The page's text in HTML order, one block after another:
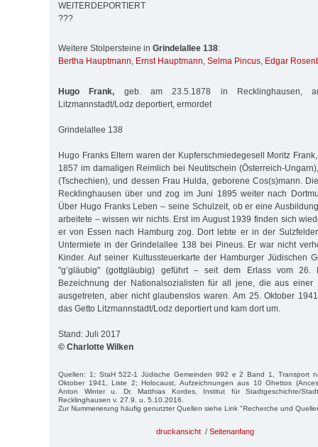
WEITERDEPORTIERT
???
Weitere Stolpersteine in Grindelallee 138:
Bertha Hauptmann, Ernst Hauptmann, Selma Pincus, Edgar
Hugo Frank, geb. am 23.5.1878 in Recklinghausen,
Litzmannstadt/Lodz deportiert, ermordet
Grindelallee 138
Hugo Franks Eltern waren der Kupferschmiedegesell Moritz
1857 im damaligen Reimlich bei Neutitschein (Österreich-
(Tschechien), und dessen Frau Hulda, geborene Cos(s)mann.
Recklinghausen über und zog im Juni 1895 weiter nach
Über Hugo Franks Leben – seine Schulzeit, ob er eine
arbeitete – wissen wir nichts. Erst im August 1939 finden sich
er von Essen nach Hamburg zog. Dort lebte er in der
Untermiete in der Grindelallee 138 bei Pineus. Er war nicht
Kinder. Auf seiner Kultussteuerkarte der Hamburger Jüdischen
"g’gläubig" (gottgläubig) geführt – seit dem Erlass vom 26.
Bezeichnung der Nationalsozialisten für all jene, die aus einer
ausgetreten, aber nicht glaubenslos waren. Am 25. Oktober
das Getto Litzmannstadt/Lodz deportiert und kam dort um.
Stand: Juli 2017
© Charlotte Wilken
Quellen: 1; StaH 522-1 Jüdische Gemeinden 992 e 2 Band 1, Transport
Oktober 1941, Liste 2; Holocaust, Aufzeichnungen aus 10 Ghettos
Anton Winter u. Dr. Matthias Kordes, Institut für Stadtgeschichte/
Recklinghausen v. 27.9. u. 5.10.2016.
Zur Nummerierung häufig genutzter Quellen siehe Link "Recherche und
druckansicht / Seitenanfang